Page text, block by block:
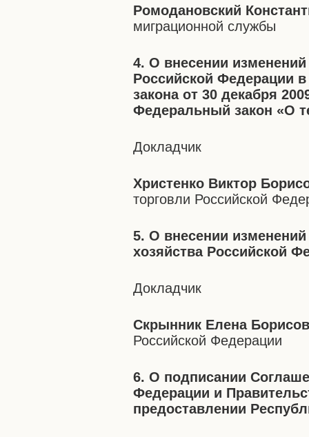
Ромодановский
миграционной службы
4. О внесении
Российской Федерации
закона от 30 декабря
Федеральный закон «О
Докладчик
Христенко Виктор
торговли Российской
5. О внесении
хозяйства Российской
Докладчик
Скрынник Елена
Российской Федерации
6. О подписании
Федерации и
предоставлении